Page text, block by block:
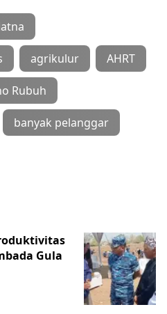
agrikulur AHRT
Rubuh
banyak pelanggar
Gula